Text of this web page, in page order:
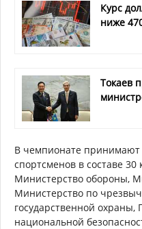
Курс
ниже
Токаев
В чемпионате принимают
спортсменов в составе
Министерство обороны,
Министерство по
государственной
национальной